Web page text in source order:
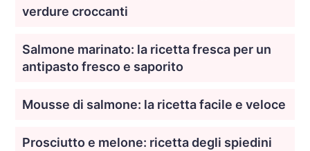
verdure croccanti
Salmone marinato: la ricetta fresca per un
antipasto fresco e saporito
Mousse di salmone: la ricetta facile e veloce
Prosciutto e melone: ricetta degli spiedini